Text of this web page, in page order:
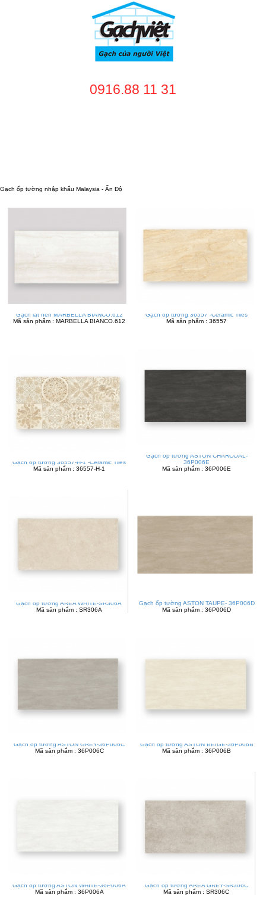
0916.88 11 31
Gạch ốp tường nhập khẩu Malaysia - Ấn Độ
Gạch lát nền MARBELLA BIANCO.612
Mã sản phẩm : MARBELLA BIANCO.612
Gạch ốp tường 36557 -Ceramic Tiles
Mã sản phẩm : 36557
Gạch ốp tường 36557-H-1 -Ceramic Tiles
Mã sản phẩm : 36557-H-1
Gạch ốp tường ASTON CHARCOAL-
36P006E
Mã sản phẩm : 36P006E
Gạch ốp tường AREA WHITE-SR306A
Mã sản phẩm : SR306A
Gạch ốp tường ASTON TAUPE- 36P006D
Mã sản phẩm : 36P006D
Gạch ốp tường ASTON GREY-36P006C
Mã sản phẩm : 36P006C
Gạch ốp tường ASTON BEIGE-36P006B
Mã sản phẩm : 36P006B
Gạch ốp tường ASTON WHITE-36P006A
Mã sản phẩm : 36P006A
Gạch ốp tường AREA GREY-SR306C
Mã sản phẩm : SR306C